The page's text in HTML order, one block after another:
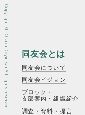
同友会とは
同友会について
同友会ビジョン
ブロック・
支部案内・組織紹介
調査・資料・提言
Copyright © Osaka Doyu-kai All rights reserved.